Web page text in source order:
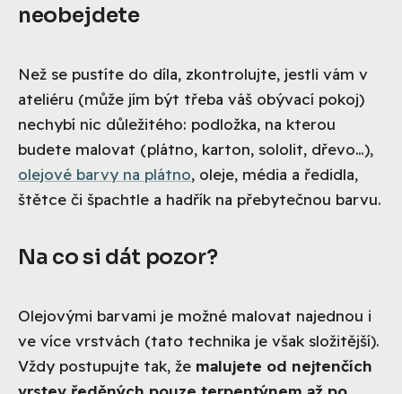
neobejdete
Než se pustíte do díla, zkontrolujte, jestli vám v
ateliéru (může jím být třeba váš obývací pokoj)
nechybí nic důležitého: podložka, na kterou
budete malovat (plátno, karton, sololit, dřevo…),
olejové barvy na plátno, oleje, média a ředidla,
štětce či špachtle a hadřík na přebytečnou barvu.
Na co si dát pozor?
Olejovými barvami je možné malovat najednou i
ve více vrstvách (tato technika je však složitější).
Vždy postupujte tak, že malujete od nejtenčích